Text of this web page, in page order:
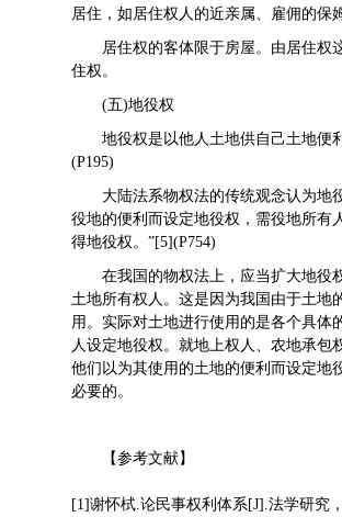
居住，如居住权人的近亲属、雇佣的
居住权的客体限于房屋。由居住权
住权。
(五)地役权
地役权是以他人土地供自己土地便
(P195)
大陆法系物权法的传统观念认为地
役地的便利而设定地役权，需役地所有
得地役权。”[5](P754)
在我国的物权法上，应当扩大地役
土地所有权人。这是因为我国由于土地
用。实际对土地进行使用的是各个具体
人设定地役权。就地上权人、农地承
他们以为其使用的土地的便利而设定地
必要的。
【参考文献】
[1]谢怀栻.论民事权利体系[J].法学研究